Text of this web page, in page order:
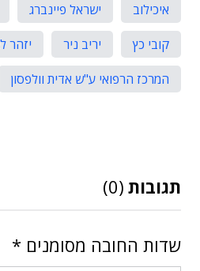
איכילוב
ישראל פיינברג
קובי כץ
יריב ניר יזהר
המרכז הרפואי ע"ש אדית וולפסון
תגובות (0)
שדות החובה מסומנים *